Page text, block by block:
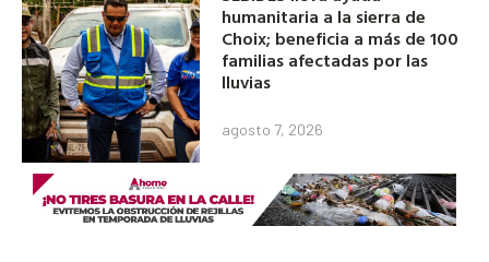
humanitaria a la sierra de
Choix; beneficia a más de 100
familias afectadas por las
lluvias
agosto 7, 2026